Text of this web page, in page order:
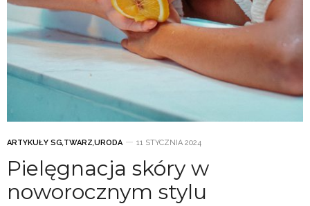
ARTYKUŁY SG,TWARZ,URODA 11 STYCZNIA 2024
Pielęgnacja skóry w
noworocznym stylu